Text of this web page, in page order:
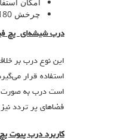
چرخش 180 درجه.
درب شیشه‌ای پچ
این نوع درب بر
استفاده قرار
است درب به صورت
فضاهای پر تردد
کاربرد درب پیوت